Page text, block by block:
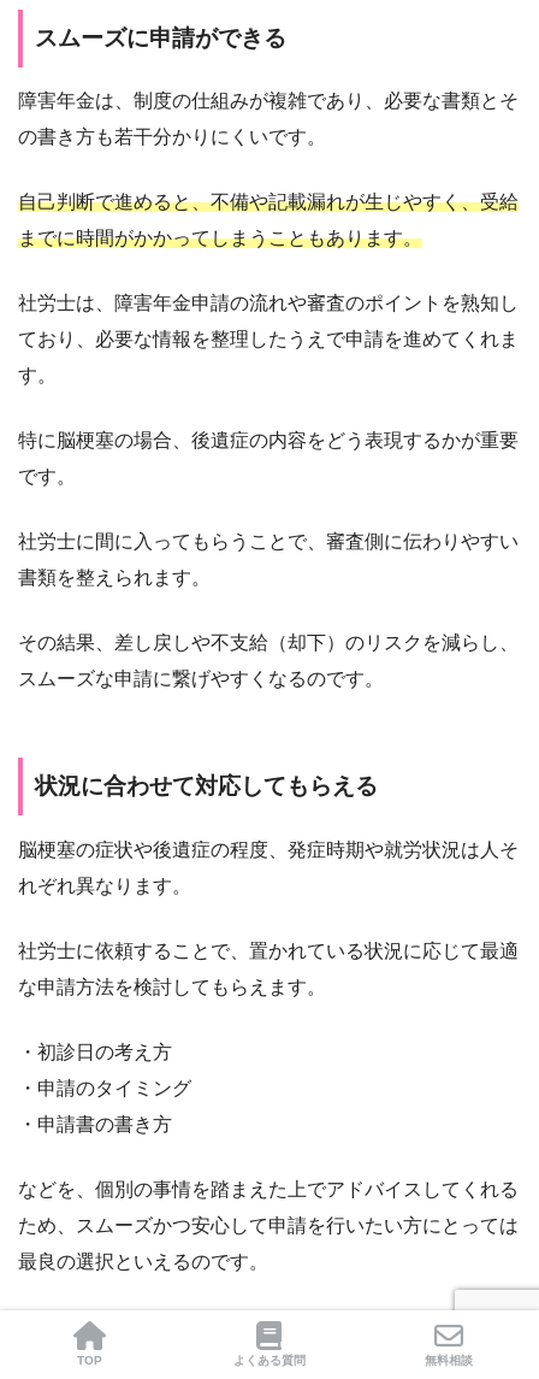
スムーズに申請ができる
障害年金は、制度の仕組みが複雑であり、必要な書類とそ
の書き方も若干分かりにくいです。
自己判断で進めると、不備や記載漏れが生じやすく、受給
までに時間がかかってしまうこともあります。
社労士は、障害年金申請の流れや審査のポイントを熟知し
ており、必要な情報を整理したうえで申請を進めてくれま
す。
特に脳梗塞の場合、後遺症の内容をどう表現するかが重要
です。
社労士に間に入ってもらうことで、審査側に伝わりやすい
書類を整えられます。
その結果、差し戻しや不支給（却下）のリスクを減らし、
スムーズな申請に繋げやすくなるのです。
状況に合わせて対応してもらえる
脳梗塞の症状や後遺症の程度、発症時期や就労状況は人そ
れぞれ異なります。
社労士に依頼することで、置かれている状況に応じて最適
な申請方法を検討してもらえます。
・初診日の考え方
・申請のタイミング
・申請書の書き方
などを、個別の事情を踏まえた上でアドバイスしてくれる
ため、スムーズかつ安心して申請を行いたい方にとっては
最良の選択といえるのです。
TOP よくある質問 無料相談